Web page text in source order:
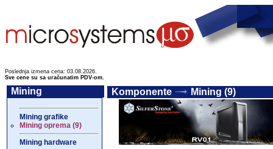
Poslednja izmena cena: 03.08.2026.
Sve cene su sa uračunatim PDV-om.
Mining
Mining grafike
Mining oprema (9)
Mining hardware
Komponente Mining (9)